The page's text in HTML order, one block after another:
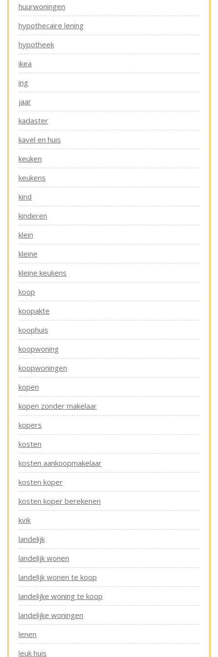
huurwoningen
hypothecaire lening
hypotheek
ikea
ing
jaar
kadaster
kavel en huis
keuken
keukens
kind
kinderen
klein
kleine
kleine keukens
koop
koopakte
koophuis
koopwoning
koopwoningen
kopen
kopen zonder makelaar
kopers
kosten
kosten aankoopmakelaar
kosten koper
kosten koper berekenen
kvik
landelijk
landelijk wonen
landelijk wonen te koop
landelijke woning te koop
landelijke woningen
lenen
leuk huis